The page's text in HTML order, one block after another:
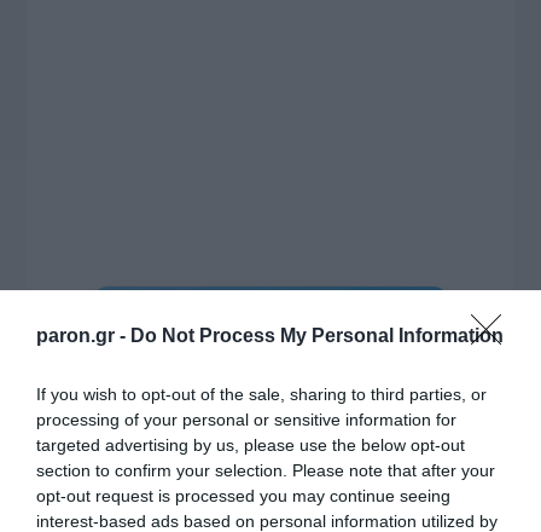
paron.gr - Do Not Process My Personal Information
If you wish to opt-out of the sale, sharing to third parties, or
processing of your personal or sensitive information for
targeted advertising by us, please use the below opt-out
section to confirm your selection. Please note that after your
opt-out request is processed you may continue seeing
interest-based ads based on personal information utilized by